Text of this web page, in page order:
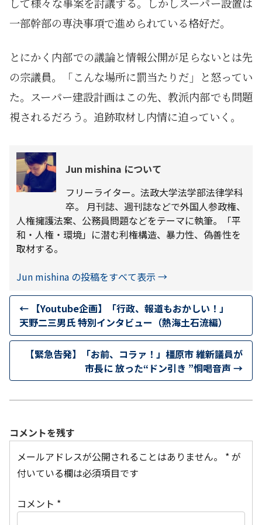
一部幹部の専決事項で進められている格好だ。
とにかく内部での議論と情報公開が足らないとは先
の宗議員。「こんな場所に罰当たりだ」と怒ってい
た。スーパー建設計画はこの先、教派内部でも問題
視されるだろう。追跡取材し内情に迫っていく。
Jun mishina について
フリーライター。法政大学法学部法律学科
卒。 月刊誌、週刊誌などで外国人参政権、
人権擁護法案、公務員問題などをテーマに執筆。「平
和・人権・環境」に潜む利権構造、暴力性、偽善性を
取材する。
Jun mishina の投稿をすべて表示 →
← 【Youtube企画】「行政、報道もおかしい！」
天野二三男氏 特別インタビュー（熱海土石流編）
【緊急告発】「お前、コラァ！」橿原市 維新議員が
市長に 放った“ドン引き ”恫喝音声 →
コメントを残す
メールアドレスが公開されることはありません。
*が
付いている欄は必須項目です
コメント *